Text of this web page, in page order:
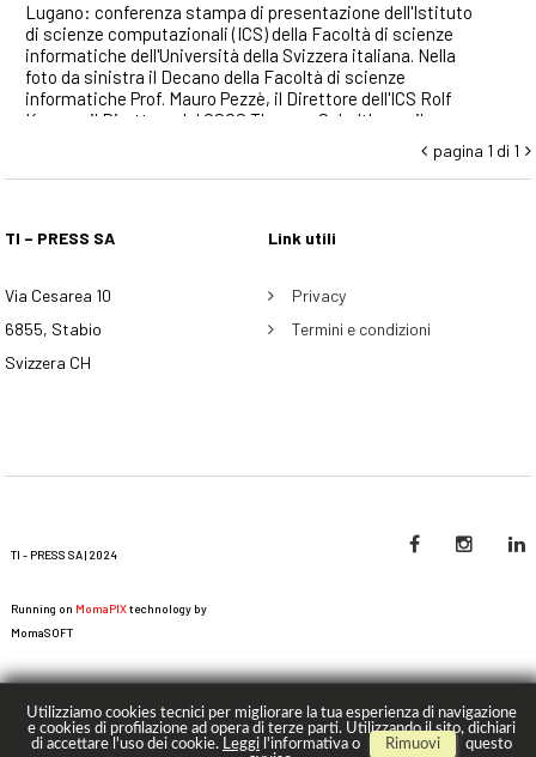
Lugano: conferenza stampa di presentazione dell'Istituto
di scienze computazionali (ICS) della Facoltà di scienze
informatiche dell'Università della Svizzera italiana. Nella
foto da sinistra il Decano della Facoltà di scienze
informatiche Prof. Mauro Pezzè, il Direttore dell'ICS Rolf
Krause, il Direttore del CSCS Thomas Schulthess, il
presidente dell'USI Piero Martinoli e il Professor Michele
 pagina 1 di 1 
TI – PRESS SA
Via Cesarea 10
6855, Stabio
Svizzera CH
Link utili
Privacy
Termini e condizioni
TI - PRESS SA | 2024
Running on MomaPIXtechnology by
MomaSOFT
Utilizziamo cookies tecnici per migliorare la tua esperienza di navigazione
e cookies di profilazione ad opera di terze parti. Utilizzando il sito, dichiari
di accettare l'uso dei cookie. Leggi l'informativa o Rimuovi
questo